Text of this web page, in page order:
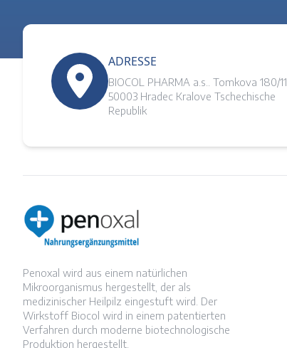
ADRESSE
BIOCOL PHARMA a.s.. Tomkova 180/11
50003 Hradec Kralove Tschechische
Republik
Penoxal wird aus einem natürlichen
Mikroorganismus hergestellt, der als
medizinischer Heilpilz eingestuft wird. Der
Wirkstoff Biocol wird in einem patentierten
Verfahren durch moderne biotechnologische
Produktion hergestellt.